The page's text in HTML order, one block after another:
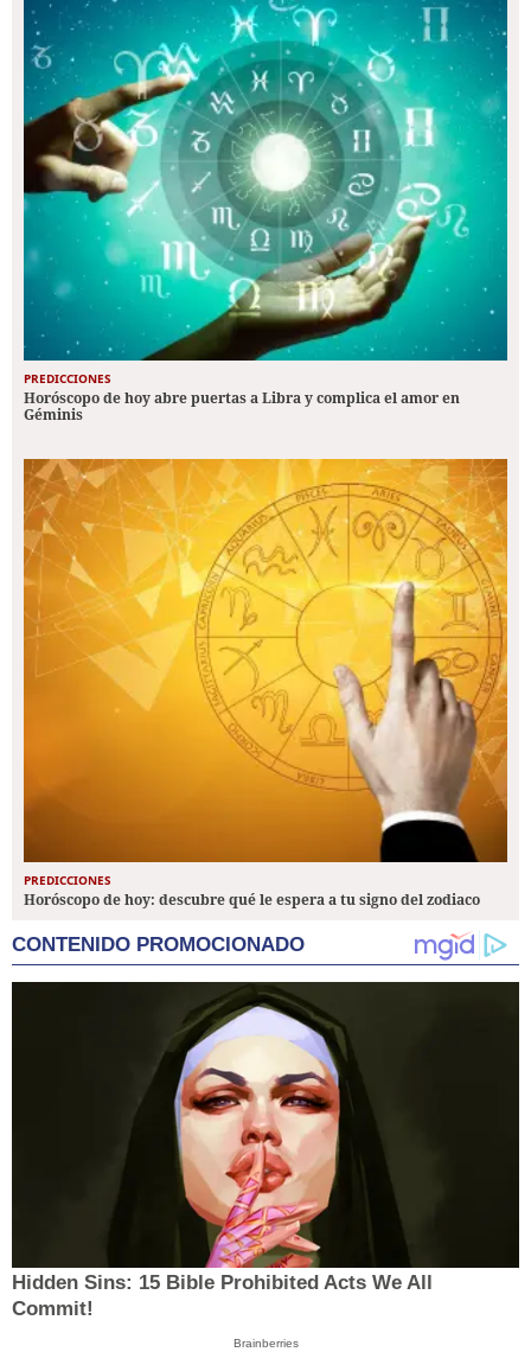
PREDICCIONES
Horóscopo de hoy abre puertas a Libra y complica el amor en
Géminis
PREDICCIONES
Horóscopo de hoy: descubre qué le espera a tu signo del zodiaco
CONTENIDO PROMOCIONADO
Hidden Sins: 15 Bible Prohibited Acts We All
Commit!
Brainberries